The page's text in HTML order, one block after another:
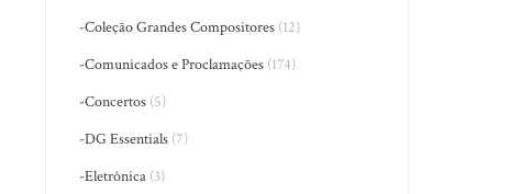
-Coleção Grandes Compositores (12)
-Comunicados e Proclamações (174)
-Concertos (5)
-DG Essentials (7)
-Eletrônica (3)